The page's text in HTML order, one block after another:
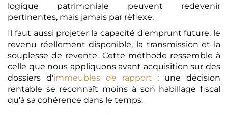
logique patrimoniale peuvent redevenir
pertinentes, mais jamais par réflexe.
Il faut aussi projeter la capacité d'emprunt future, le
revenu réellement disponible, la transmission et la
souplesse de revente. Cette méthode ressemble à
celle que nous appliquons avant acquisition sur des
dossiers d'immeubles de rapport : une décision
rentable se reconnaît moins à son habillage fiscal
qu'à sa cohérence dans le temps.